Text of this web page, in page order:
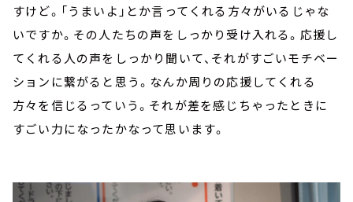
すけど。「うまいよ」とか言ってくれる方々がいるじゃな
いですか。その人たちの声をしっかり受け入れる。応援し
てくれる人の声をしっかり聞いて、それがすごいモチベー
ションに繋がると思う。なんか周りの応援してくれる
方々を信じるっていう。それが差を感じちゃったときに
すごい力になったかなって思います。